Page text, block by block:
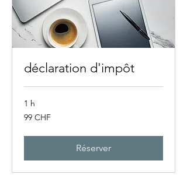
déclaration d'impôt
1 h
99
francs
99 CHF
Réserver